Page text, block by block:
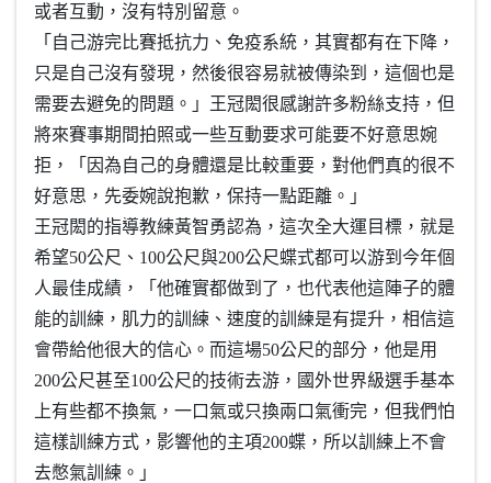
或者互動，沒有特別留意。
「自己游完比賽抵抗力、免疫系統，其實都有在下降，
只是自己沒有發現，然後很容易就被傳染到，這個也是
需要去避免的問題。」王冠閎很感謝許多粉絲支持，但
將來賽事期間拍照或一些互動要求可能要不好意思婉
拒，「因為自己的身體還是比較重要，對他們真的很不
好意思，先委婉說抱歉，保持一點距離。」
王冠閎的指導教練黃智勇認為，這次全大運目標，就是
希望50公尺、100公尺與200公尺蝶式都可以游到今年個
人最佳成績，「他確實都做到了，也代表他這陣子的體
能的訓練，肌力的訓練、速度的訓練是有提升，相信這
會帶給他很大的信心。而這場50公尺的部分，他是用
200公尺甚至100公尺的技術去游，國外世界級選手基本
上有些都不換氣，一口氣或只換兩口氣衝完，但我們怕
這樣訓練方式，影響他的主項200蝶，所以訓練上不會
去憋氣訓練。」